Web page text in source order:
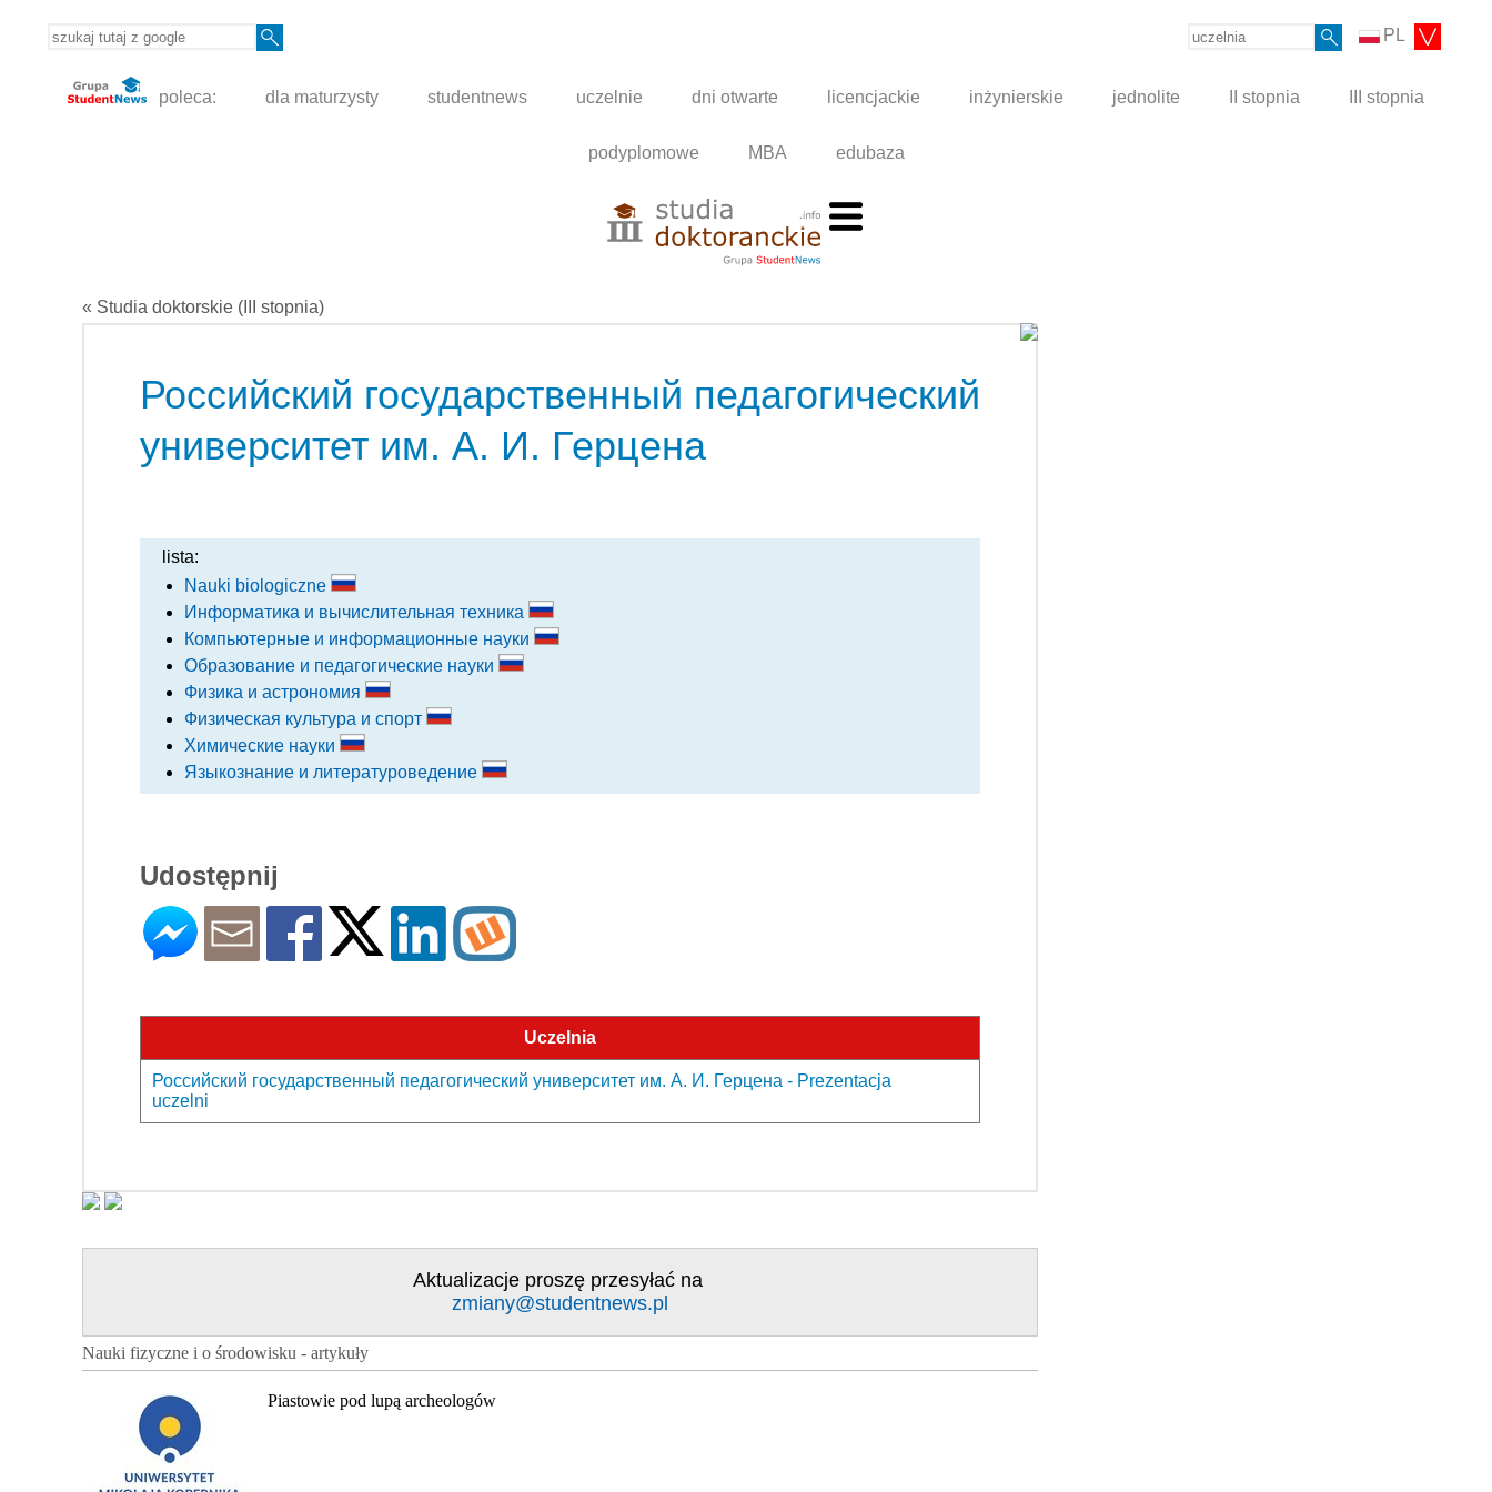
PL
poleca: dla maturzysty studentnews uczelnie dni otwarte licencjackie inżynierskie jednolite II stopnia III stopnia
podyplomowe MBA edubaza
« Studia doktorskie (III stopnia)
Российский государственный педагогический
университет им. А. И. Герцена
lista:
Nauki biologiczne
Информатика и вычислительная техника
Компьютерные и информационные науки
Образование и педагогические науки
Физика и астрономия
Физическая культура и спорт
Химические науки
Языкознание и литературоведение
Udostępnij
Uczelnia
Российский государственный педагогический университет им. А. И. Герцена - Prezentacja
uczelni
Aktualizacje proszę przesyłać na
zmiany@studentnews.pl
Nauki fizyczne i o środowisku - artykuły
Piastowie pod lupą archeologów